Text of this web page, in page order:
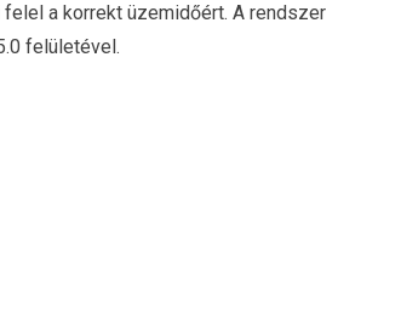
a korrekt üzemidőért. A rendszer
felületével.